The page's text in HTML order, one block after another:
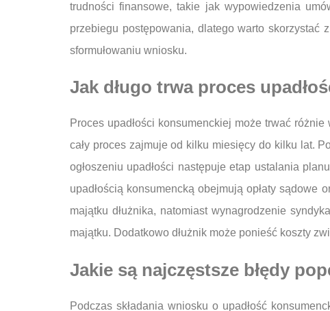
trudności finansowe, takie jak wypowiedzenia
przebiegu postępowania, dlatego warto
sformułowaniu wniosku.
Jak długo trwa proces
Proces upadłości konsumenckiej może trwać
cały proces zajmuje od kilku miesięcy do kilku lat.
ogłoszeniu upadłości następuje etap ustalania
upadłością konsumencką obejmują opłaty
majątku dłużnika, natomiast wynagrodzenie
majątku. Dodatkowo dłużnik może ponieść koszty
Jakie są najczęstsze błędy
Podczas składania wniosku o upadłość